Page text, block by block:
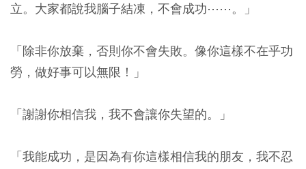
立。大家都說我腦子結凍，不會成功⋯⋯。」
「除非你放棄，否則你不會失敗。像你這樣不在乎功
勞，做好事可以無限！」
「謝謝你相信我，我不會讓你失望的。」
「我能成功，是因為有你這樣相信我的朋友，我不忍